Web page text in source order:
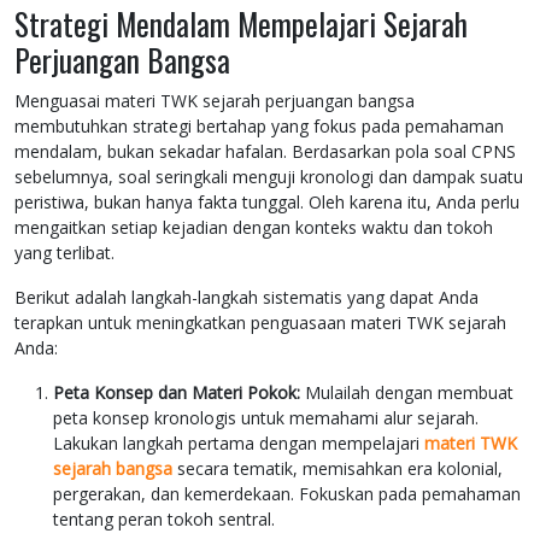
Strategi Mendalam Mempelajari Sejarah
Perjuangan Bangsa
Menguasai materi TWK sejarah perjuangan bangsa
membutuhkan strategi bertahap yang fokus pada pemahaman
mendalam, bukan sekadar hafalan. Berdasarkan pola soal CPNS
sebelumnya, soal seringkali menguji kronologi dan dampak suatu
peristiwa, bukan hanya fakta tunggal. Oleh karena itu, Anda perlu
mengaitkan setiap kejadian dengan konteks waktu dan tokoh
yang terlibat.
Berikut adalah langkah-langkah sistematis yang dapat Anda
terapkan untuk meningkatkan penguasaan materi TWK sejarah
Anda:
Peta Konsep dan Materi Pokok: Mulailah dengan membuat
peta konsep kronologis untuk memahami alur sejarah.
Lakukan langkah pertama dengan mempelajari materi TWK
sejarah bangsa secara tematik, memisahkan era kolonial,
pergerakan, dan kemerdekaan. Fokuskan pada pemahaman
tentang peran tokoh sentral.